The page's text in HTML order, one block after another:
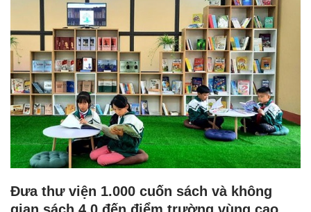
Đưa thư viện 1.000 cuốn sách và không